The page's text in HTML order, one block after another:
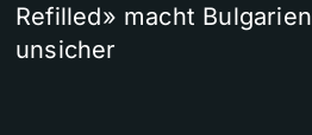
Refilled» macht Bulgarien
unsicher